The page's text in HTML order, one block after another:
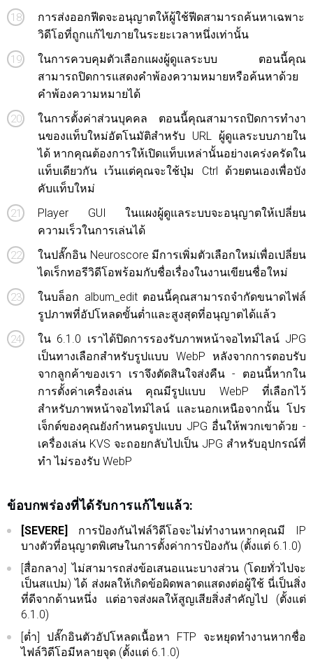
การส่งออกฟีดจะอนุญาตให้ผู้ใช้ฟีดสามารถค้นหาเฉพาะ
วิดีโอที่ถูกแก้ไขภายในระยะเวลาหนึ่งเท่านั้น
ในการควบคุมตัวเลือกแผงผู้ดูแลระบบ ตอนนี้คุณ
สามารถปิดการแสดงคำพ้องความหมายหรือค้นหาด้วย
คำพ้องความหมายได้
ในการตั้งค่าส่วนบุคคล ตอนนี้คุณสามารถปิดการทำงา
นของแท็บใหม่อัตโนมัติสำหรับ URL ผู้ดูแลระบบภายใน
ได้ หากคุณต้องการให้เปิดแท็บเหล่านั้นอย่างเคร่งครัดใน
แท็บเดียวกัน เว้นแต่คุณจะใช้ปุ่ม Ctrl ด้วยตนเองเพื่อบัง
คับแท็บใหม่
Player GUI ในแผงผู้ดูแลระบบจะอนุญาตให้เปลี่ยน
ความเร็วในการเล่นได้
ในปลั๊กอิน Neuroscore มีการเพิ่มตัวเลือกใหม่เพื่อเปลี่ยน
ไดเร็กทอรีวิดีโอพร้อมกับชื่อเรื่องในงานเขียนชื่อใหม่
ในบล็อก album_edit ตอนนี้คุณสามารถจำกัดขนาดไฟล์
รูปภาพที่อัปโหลดขั้นต่ำและสูงสุดที่อนุญาตได้แล้ว
ใน 6.1.0 เราได้ปิดการรองรับภาพหน้าจอไทม์ไลน์ JPG
เป็นทางเลือกสำหรับรูปแบบ WebP หลังจากการตอบรับ
จากลูกค้าของเรา เราจึงตัดสินใจส่งคืน - ตอนนี้หากใน
การตั้งค่าเครื่องเล่น คุณมีรูปแบบ WebP ที่เลือกไว้
สำหรับภาพหน้าจอไทม์ไลน์ และนอกเหนือจากนั้น โปร
เจ็กต์ของคุณยังกำหนดรูปแบบ JPG อื่นให้พวกเขาด้วย -
เครื่องเล่น KVS จะถอยกลับไปเป็น JPG สำหรับอุปกรณ์ที่
ทำ ไม่รองรับ WebP
ข้อบกพร่องที่ได้รับการแก้ไขแล้ว:
[SEVERE]
การป้องกันไฟล์วิดีโอจะไม่ทำงานหากคุณมี IP
บางตัวที่อนุญาตพิเศษในการตั้งค่าการป้องกัน (ตั้งแต่ 6.1.0)
[สื่อกลาง] ไม่สามารถส่งข้อเสนอแนะบางส่วน (โดยทั่วไปจะ
เป็นสแปม) ได้ ส่งผลให้เกิดข้อผิดพลาดแสดงต่อผู้ใช้ นี่เป็นสิ่ง
ที่ดีจากด้านหนึ่ง แต่อาจส่งผลให้สูญเสียสิ่งสำคัญไป (ตั้งแต่
6.1.0)
[ต่ำ] ปลั๊กอินตัวอัปโหลดเนื้อหา FTP จะหยุดทำงานหากชื่อ
ไฟล์วิดีโอมีหลายจุด (ตั้งแต่ 6.1.0)